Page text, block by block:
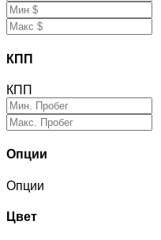
КПП
КПП
Опции
Опции
Цвет